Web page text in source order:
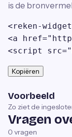
is de
<reken-
<a
<script
Kopiëren
Voorbeeld
Zo ziet de
Vragen
0 vragen